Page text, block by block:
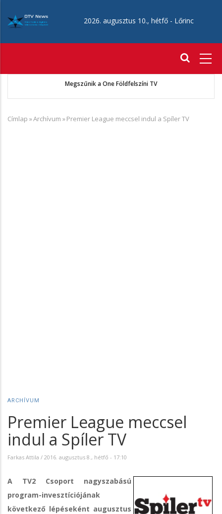
tartalomra
2026. augusztus 10., hétfő - Lőrinc
Megszűnik a One Földfelszíni TV
Morzsa
Címlap »Archívum »Premier League meccsel indul a Spíler TV
ARCHÍVUM
Premier League meccsel
indul a Spíler TV
Farkas Attila / 2016. augusztus 8., hétfő - 17:10
A TV2 Csoport nagyszabású
program-invesztíciójának
következő lépéseként augusztus